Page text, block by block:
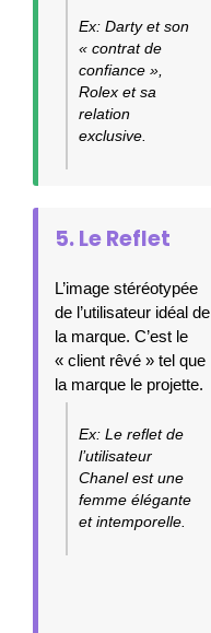
Ex: Darty et son
« contrat de
confiance »,
Rolex et sa
relation
exclusive.
5. Le Reflet
L’image stéréotypée
de l’utilisateur idéal de
la marque. C’est le
« client rêvé » tel que
la marque le projette.
Ex: Le reflet de
l’utilisateur
Chanel est une
femme élégante
et intemporelle.